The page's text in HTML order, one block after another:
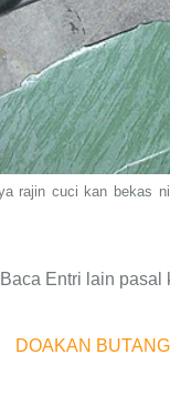
rajin cuci kan bekas ni
Entri lain pasal
DOAKAN